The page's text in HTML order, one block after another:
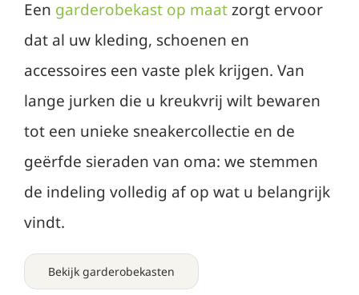
Een garderobekast op maatzorgt ervoor
dat al uw kleding, schoenen en
accessoires een vaste plek krijgen. Van
lange jurken die u kreukvrij wilt bewaren
tot een unieke sneakercollectie en de
geërfde sieraden van oma: we stemmen
de indeling volledig af op wat u belangrijk
vindt.
Bekijk garderobekasten